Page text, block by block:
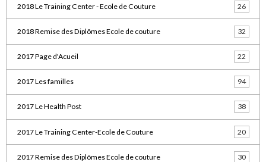
2018 Le Training Center - Ecole de Couture 26
2018 Remise des Diplômes Ecole de couture 32
2017 Page d'Acueil 22
2017 Les familles 94
2017 Le Health Post 38
2017 Le Training Center-Ecole de Couture 20
2017 Remise des Diplômes Ecole de couture 30